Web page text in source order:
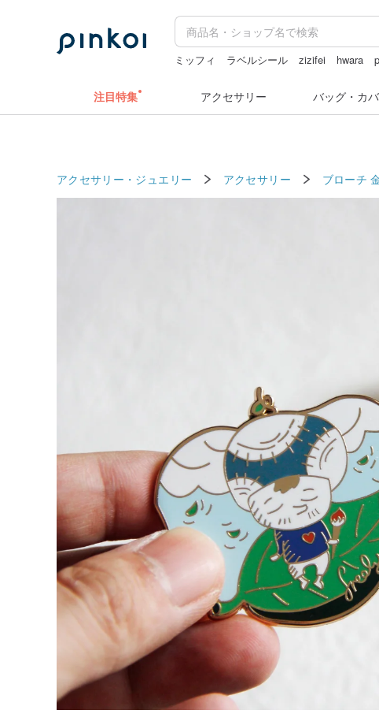
ミッフィ ラベルシール zizifei hwara
注目特集 アクセサリー バッグ・カ
アクセサリー・ジュエリー アクセサリー ブローチ